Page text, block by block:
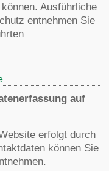
Ausführliche
entnehmen Sie
auf
erfolgt durch
können Sie